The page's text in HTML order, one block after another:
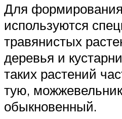
Для
используются
травянистых
деревья и
таких растений
тую,
обыкновенный.